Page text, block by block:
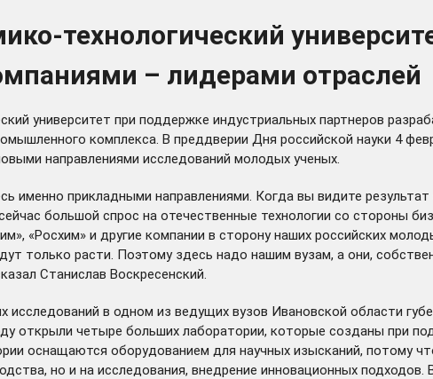
технологический
– лидерами отраслей
университет при поддержке индустриальных партнеров
комплекса. В преддверии Дня российской науки 4
направлениями исследований молодых ученых.
именно прикладными направлениями. Когда вы видите
большой спрос на отечественные технологии со стороны
«Росхим» и другие компании в сторону наших российских
только расти. Поэтому здесь надо нашим вузам, а они,
Станислав Воскресенский.
исследований в одном из ведущих вузов Ивановской области
открыли четыре больших лаборатории, которые созданы при
оснащаются оборудованием для научных изысканий, потому
но и на исследования, внедрение инновационных